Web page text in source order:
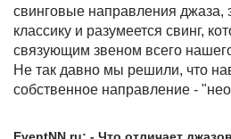
свинговые направления джаза,
классику и разумеется свинг,
связующим звеном всего
Не так давно мы решили, что
собственное направление -